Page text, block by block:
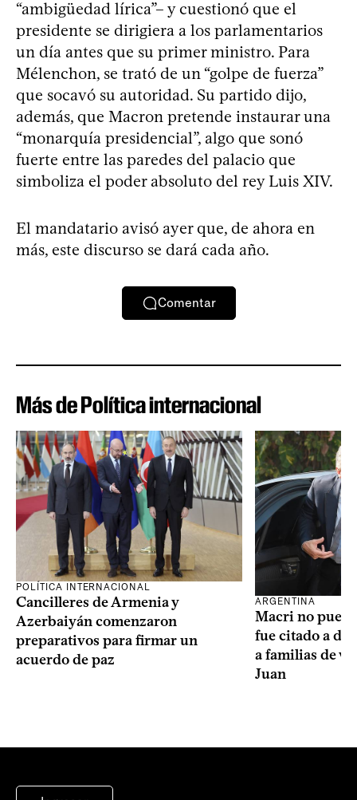
“ambigüedad lírica”– y cuestionó que el
presidente se dirigiera a los parlamentarios
un día antes que su primer ministro. Para
Mélenchon, se trató de un “golpe de fuerza”
que socavó su autoridad. Su partido dijo,
además, que Macron pretende instaurar una
“monarquía presidencial”, algo que sonó
fuerte entre las paredes del palacio que
simboliza el poder absoluto del rey Luis XIV.
El mandatario avisó ayer que, de ahora en
más, este discurso se dará cada año.
Comentar
Más de Política internacional
POLÍTICA INTERNACIONAL
Cancilleres de Armenia y
Azerbaiyán comenzaron
preparativos para firmar un
acuerdo de paz
ARGENTINA
Macri no
fue citado a
a familias de
Juan